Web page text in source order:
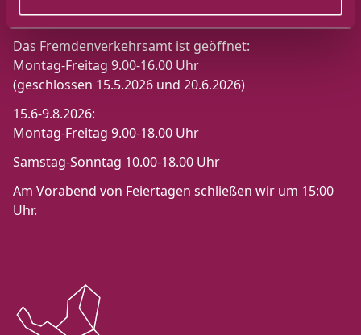
Öffnungszeiten
Das Fremdenverkehrsamt ist geöffnet:
Montag-Freitag 9.00-16.00 Uhr
(geschlossen 15.5.2026 und 20.6.2026)
15.6-9.8.2026:
Montag-Freitag 9.00-18.00 Uhr
Samstag-Sonntag 10.00-18.00 Uhr
Am Vorabend von Feiertagen schließen wir um 15:00
Uhr.